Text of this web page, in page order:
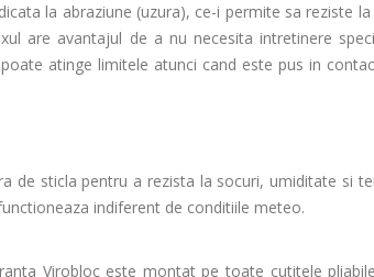
la abraziune (uzura), ce-i permite sa reziste
are avantajul de a nu necesita intretinere
atinge limitele atunci cand este pus in
de sticla pentru a rezista la socuri, umiditate si
indiferent de conditiile meteo.
Virobloc este montat pe toate cutitele